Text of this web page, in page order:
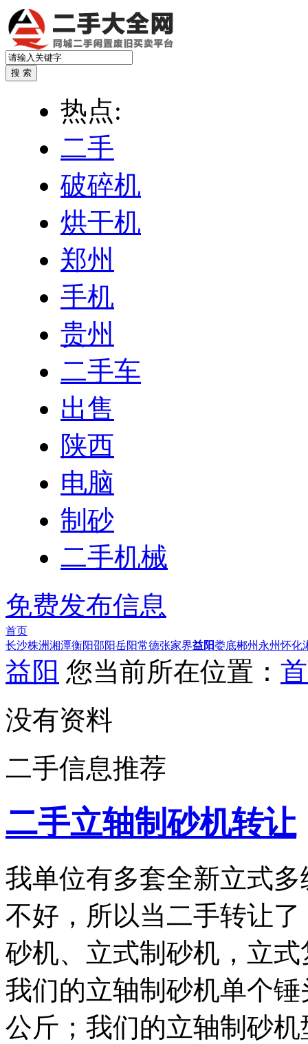
热点:
二手
破碎机
烘干机
郑州
手机
贵州
二手车
出售
陕西
电脑
制砂
二手机械
免费发布信息
首页
长沙株洲湘潭衡阳邵阳岳阳常德张家界益阳娄底郴州 永州怀化
益阳 您当前所在位置：
没有资料
二手信息推荐
二手立轴制砂机转让
我单位有多套全新立式
不好，所以当二手转让
砂机、立式制砂机，立
我们的立轴制砂机单个
公斤；我们的立轴制砂